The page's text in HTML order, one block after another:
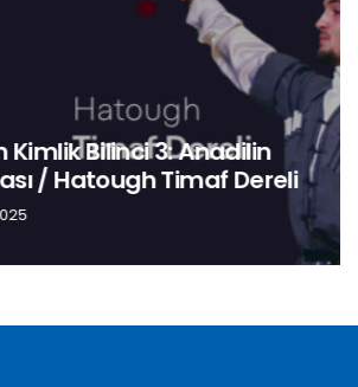
Bilinci 3: Anadilin
/ Hatough Timaf Dereli